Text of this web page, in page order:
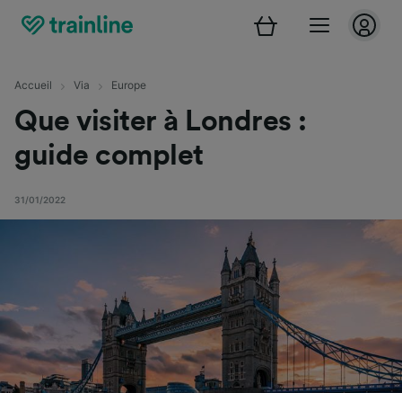
Accueil Via Europe
Que visiter à Londres :
guide complet
31/01/2022